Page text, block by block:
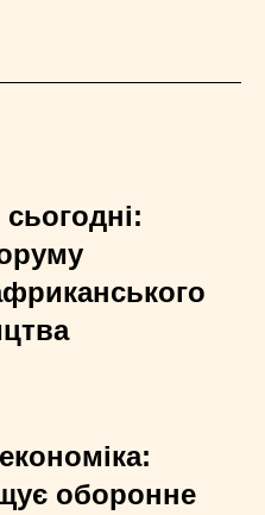
:
оборонне